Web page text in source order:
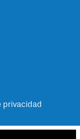
privacidad